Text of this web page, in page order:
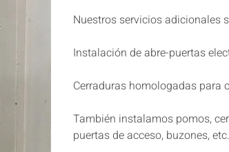
Nuestros servicios adicionales
Instalación de abre-puertas
Cerraduras homologadas para
También instalamos pomos,
puertas de acceso, buzones, etc.